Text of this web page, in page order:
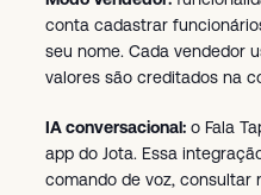
conta cadastrar
seu nome. Cada vendedor
valores são creditados na
IA conversacional: o Fala
app do Jota. Essa
comando de voz, consultar